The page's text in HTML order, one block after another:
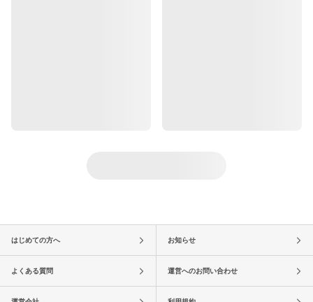
はじめての方へ お知らせ
よくある質問 運営へのお問い合わせ